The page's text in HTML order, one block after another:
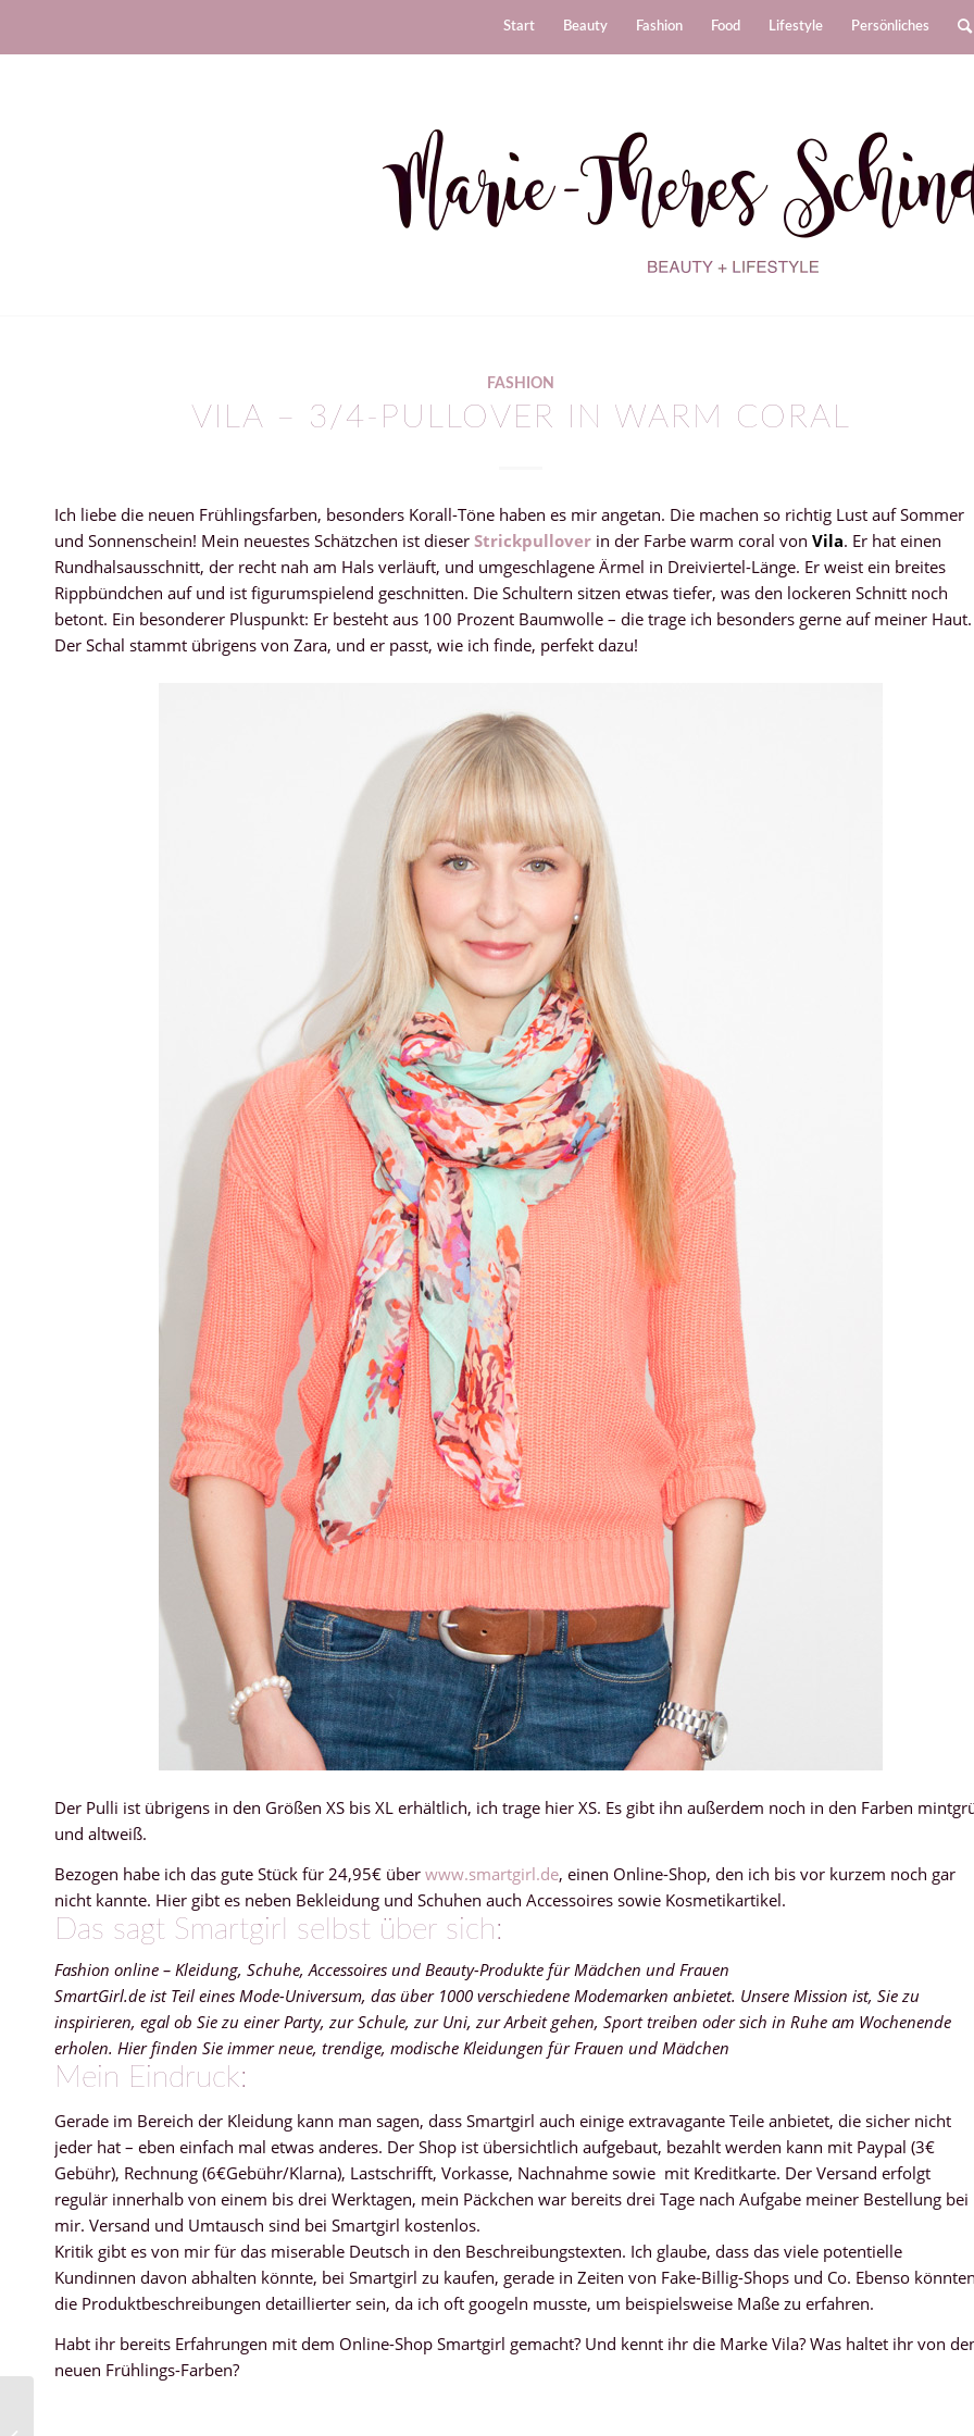
Start Beauty Fashion Food Lifestyle Persönliches
FASHION
VILA – 3/4-PULLOVER IN WARM CORAL
Ich liebe die neuen Frühlingsfarben, besonders Korall-Töne haben es mir angetan. Die machen so richtig Lust auf Sommer
und Sonnenschein! Mein neuestes Schätzchen ist dieser Strickpullover in der Farbe warm coral von Vila. Er hat einen
Rundhalsausschnitt, der recht nah am Hals verläuft, und umgeschlagene Ärmel in Dreiviertel-Länge. Er weist ein breites
Rippbündchen auf und ist figurumspielend geschnitten. Die Schultern sitzen etwas tiefer, was den lockeren Schnitt noch
betont. Ein besonderer Pluspunkt: Er besteht aus 100 Prozent Baumwolle – die trage ich besonders gerne auf meiner Haut.
Der Schal stammt übrigens von Zara, und er passt, wie ich finde, perfekt dazu!
Der Pulli ist übrigens in den Größen XS bis XL erhältlich, ich trage hier XS. Es gibt ihn außerdem noch in den Farben
und altweiß.
Bezogen habe ich das gute Stück für 24,95€ über www.smartgirl.de, einen Online-Shop, den ich bis vor kurzem noch gar
nicht kannte. Hier gibt es neben Bekleidung und Schuhen auch Accessoires sowie Kosmetikartikel.
Das sagt Smartgirl selbst über sich:
Fashion online – Kleidung, Schuhe, Accessoires und Beauty-Produkte für Mädchen und Frauen
SmartGirl.de ist Teil eines Mode-Universum, das über 1000 verschiedene Modemarken anbietet. Unsere Mission ist, Sie zu
inspirieren, egal ob Sie zu einer Party, zur Schule, zur Uni, zur Arbeit gehen, Sport treiben odersich in Ruhe am Wochenende
erholen. Hier finden Sie immer neue, trendige, modische Kleidungen für Frauen und Mädchen
Mein Eindruck:
Gerade im Bereich der Kleidung kann man sagen, dass Smartgirl auch einige extravagante Teile anbietet, die sicher nicht
jeder hat – eben einfach mal etwas anderes. Der Shop ist übersichtlich aufgebaut, bezahlt werden kann mit Paypal (3€
Gebühr), Rechnung (6€Gebühr/Klarna), Lastschrifft, Vorkasse, Nachnahme sowie mit Kreditkarte. Der Versand erfolgt
regulär innerhalb von einem bis drei Werktagen, mein Päckchen war bereits drei Tage nach Aufgabe meiner Bestellung bei
mir. Versand und Umtausch sind bei Smartgirl kostenlos.
Kritik gibt es von mir für das miserable Deutsch in den Beschreibungstexten. Ich glaube, dass das viele potentielle
Kundinnen davon abhalten könnte, bei Smartgirl zu kaufen, gerade in Zeiten von Fake-Billig-Shops und Co. Ebenso
die Produktbeschreibungen detaillierter sein, da ich oft googeln musste, um beispielsweise Maße zu erfahren.
Habt ihr bereits Erfahrungen mit dem Online-Shop Smartgirl gemacht? Und kennt ihr die Marke Vila? Was haltet ihr von
neuen Frühlings-Farben?